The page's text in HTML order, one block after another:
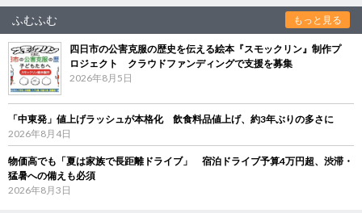
ふむふむ もっと見る
四日市の公害克服の歴史を伝える絵本『スモックリン』制作プ
ロジェクト クラウドファンディングで支援を募集
2026年8月5日
「中東発」値上げラッシュが本格化 飲食料品値上げ、約3年ぶりの多さに
2026年8月4日
物価高でも「夏は家族で長距離ドライブ」 宿泊ドライブ予算4万円超、渋滞・
猛暑への備えも必須
2026年8月3日